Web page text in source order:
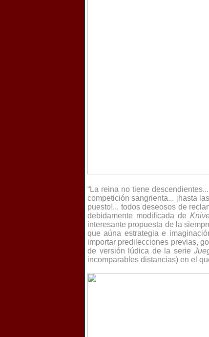
“La reina no tiene
competición sangrienta... ¡hasta
puesto!... todos deseosos de
debidamente modificada de
interesante propuesta de la
que aúna estrategia e
importar predilecciones previas,
de versión lúdica de la serie
incomparables distancias) en el